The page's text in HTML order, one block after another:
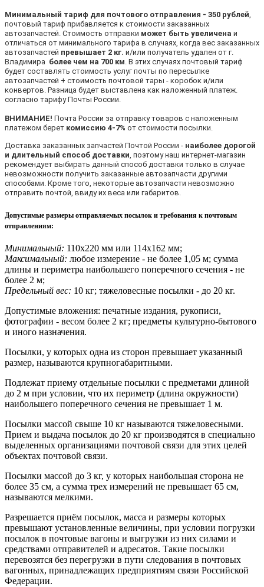
Минимальный тариф для почтового отправления - 350 рублей
почтовый тариф прибавляется к стоимости заказанных
автозапчастей. Стоимость отправки может быть увеличена и
отличаться от минимального тарифа в случаях, когда вес заказанных
автозапчастей превышает 2 кг. и/или получатель удален от г.
Владимира более чем на 700 км . В этих случаях почтовый тариф
будет составлять стоимость услуг почты по пересылке
автозапчастей + стоимость почтовой тары - коробок и/или
конвертов. Разница будет выставлена как наложенный платеж.
согласно тарифу Почты России.
ВНИМАНИЕ! Почта России за отправку товаров с наложенным
платежом берет комиссию 4-7% от стоимости посылки.
Доставка заказанных запчастей Почтой России - наиболее дорогой
и длительный способ доставки , поэтому наш интернет-магазин
рекомендует выбирать данный способ доставки только в случае
невозможности получить заказанные автозапчасти другими
способами. Кроме того, некоторые автозапчасти невозможно
отправить почтой, ввиду их веса или габаритов.
Допустимые размеры отправляемых посылок и требования к почтовым
отправлениям:
Минимальный: 110х220 мм или 114х162 мм;
Максимальный: любое измерение - не более 1,05 м; сумма
длины и периметра наибольшего поперечного сечения - не
более 2 м;
Предельный вес: 10 кг; тяжеловесные посылки - до 20 кг.
Допустимые вложения: печатные издания, рукописи,
фотографии - весом более 2 кг; предметы культурно-бытового
и иного назначения.
Посылки, у которых одна из сторон превышает указанный
размер, называются крупногабаритными.
Подлежат приему отдельные посылки с предметами длиной
до 2 м при условии, что их периметр (длина окружности)
наибольшего поперечного сечения не превышает 1 м.
Посылки массой свыше 10 кг называются тяжеловесными.
Прием и выдача посылок до 20 кг производятся в специально
выделенных организациями почтовой связи для этих целей
объектах почтовой связи.
Посылки массой до 3 кг, у которых наибольшая сторона не
более 35 см, а сумма трех измерений не превышает 65 см,
называются мелкими.
Разрешается приём посылок, масса и размеры которых
превышают установленные величины, при условии погрузки
посылок в почтовые вагоны и выгрузки из них силами и
средствами отправителей и адресатов. Такие посылки
перевозятся без перегрузки в пути следования в почтовых
вагонных, принадлежащих предприятиям связи Российской
Федерации.